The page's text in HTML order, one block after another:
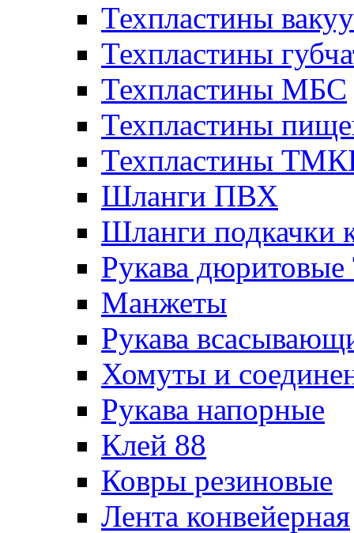
Техпластины
Техпластины
Техпластины МБС
Техпластины
Техпластины
Шланги ПВХ
Шланги подкачки
Рукава
Манжеты
Рукава
Хомуты и
Рукава напорные
Клей 88
Ковры резиновые
Лента конвейерная